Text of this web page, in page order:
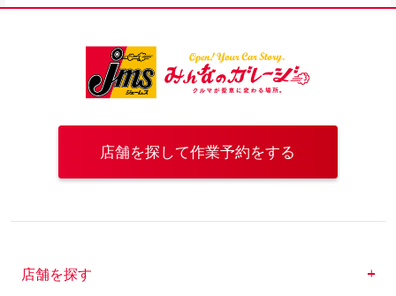
店舗を探して作業予約をする
店舗を探す